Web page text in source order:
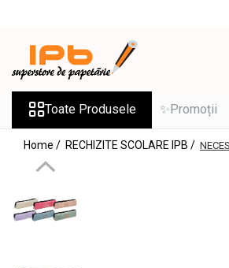
Toate Produsele
Ghiozdane, Rucsacuri, Trolere
Penare, Etuiuri, Necessaire
Saci de sport, Borsete
Caiete cu 2 sau mai multe
Toate Produsele ✨Promoții
Home / RECHIZITE SCOLARE IPB /